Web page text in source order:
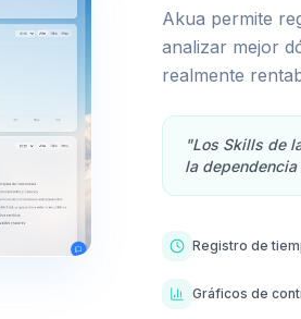
Akua permite
analizar mejor
realmente
"Los Skills de
la
Registro de
Gráficos de